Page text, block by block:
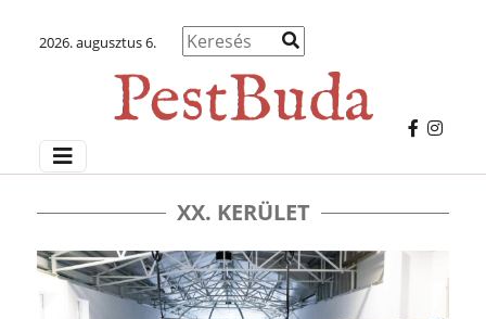
2026. augusztus 6.
XX. KERÜLET